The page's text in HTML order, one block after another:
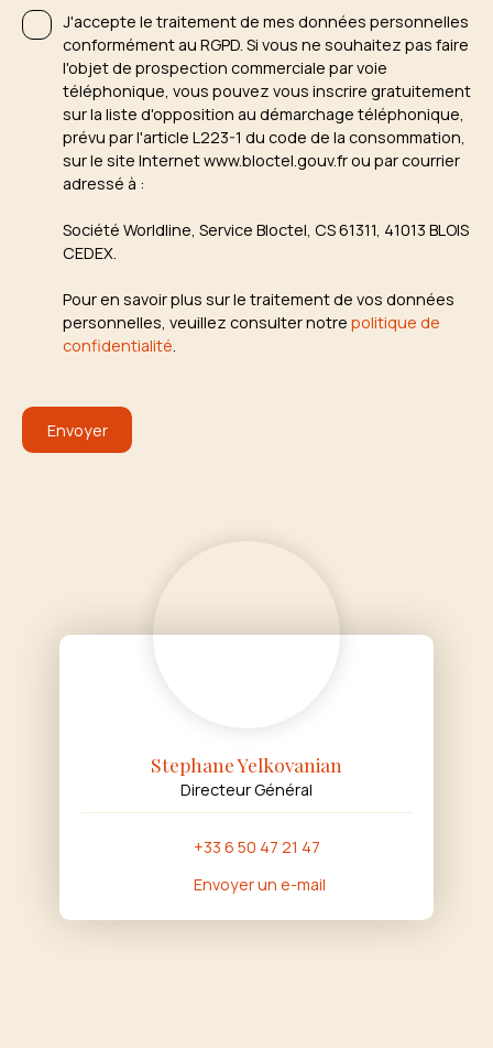
J'accepte le traitement de mes données personnelles
conformément au RGPD. Si vous ne souhaitez pas faire
l'objet de prospection commerciale par voie
téléphonique, vous pouvez vous inscrire gratuitement
sur la liste d'opposition au démarchage téléphonique,
prévu par l'article L223-1 du code de la consommation,
sur le site Internet www.bloctel.gouv.fr ou par courrier
adressé à :
Société Worldline, Service Bloctel, CS 61311, 41013 BLOIS
CEDEX.
Pour en savoir plus sur le traitement de vos données
personnelles, veuillez consulter notre politique de
confidentialité.
Envoyer
Stephane Yelkovanian
Directeur Général
+33 6 50 47 21 47
Envoyer un e-mail